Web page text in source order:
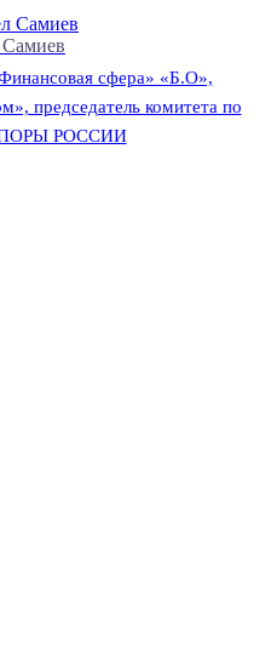
сфера» «Б.О»,
председатель комитета по
РОССИИ